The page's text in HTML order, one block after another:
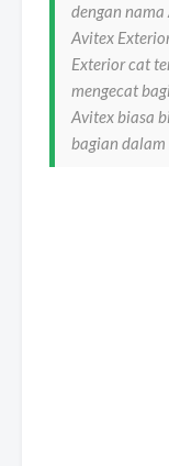
dengan
Avitex
Exterior cat
mengecat
Avitex biasa
bagian